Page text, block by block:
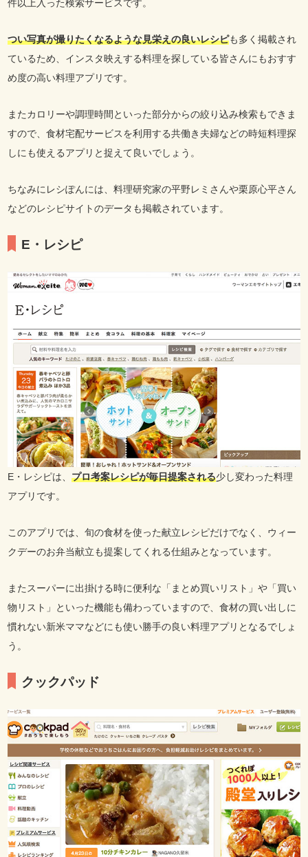
件以上入った検索サービスです。
つい写真が撮りたくなるような見栄えの良いレシピも多く掲載され
ているため、インスタ映えする料理を探している皆さんにもおすす
め度の高い料理アプリです。
またカロリーや調理時間といった部分からの絞り込み検索もできま
すので、食材宅配サービスを利用する共働き夫婦などの時短料理探
しにも使えるアプリと捉えて良いでしょう。
ちなみにレシぽんには、料理研究家の平野レミさんや栗原心平さん
などのレシピサイトのデータも掲載されています。
E・レシピ
E・レシピは、プロ考案レシピが毎日提案される少し変わった料理
アプリです。
このアプリでは、旬の食材を使った献立レシピだけでなく、ウィー
クデーのお弁当献立も提案してくれる仕組みとなっています。
またスーパーに出掛ける時に便利な「まとめ買いリスト」や「買い
物リスト」といった機能も備わっていますので、食材の買い出しに
慣れない新米ママなどにも使い勝手の良い料理アプリとなるでしょ
う。
クックパッド